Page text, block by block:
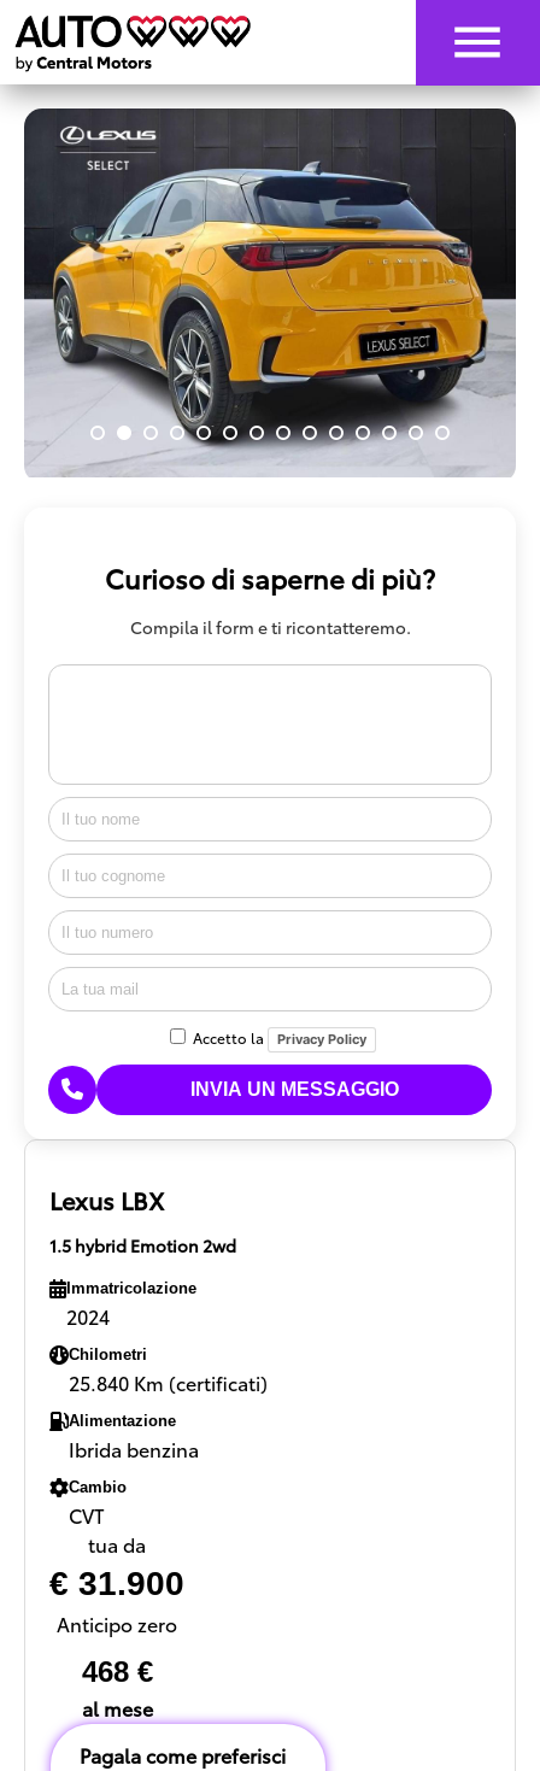
Curioso di saperne di più?
Compila il form e ti ricontatteremo.
Accetto la Privacy Policy
Lexus LBX
1.5 hybrid Emotion 2wd
Immatricolazione
2024
Chilometri
25.840 Km (certificati)
Alimentazione
Ibrida benzina
Cambio
CVT
tua da
€ 31.900
Anticipo zero
468 €
al mese
Pagala come preferisci